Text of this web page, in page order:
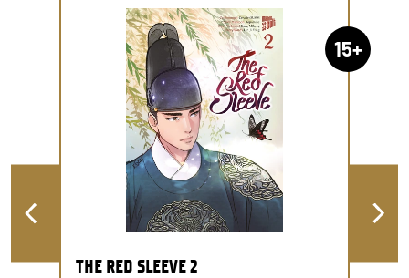
15+
THE RED SLEEVE 2